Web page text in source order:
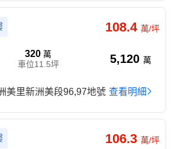
108.4 萬/坪
320萬
車位11.5坪
5,120 萬
美里新洲美段96,97地號 查看明細
106.3 萬/坪